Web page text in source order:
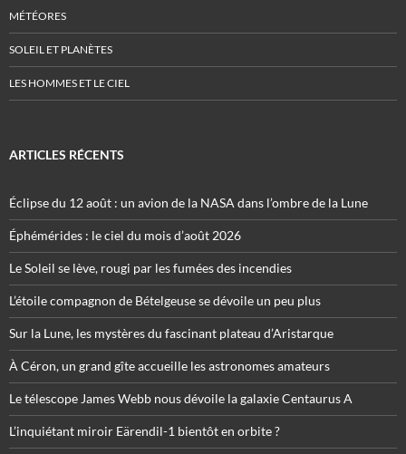
MÉTÉORES
SOLEIL ET PLANÈTES
LES HOMMES ET LE CIEL
ARTICLES RÉCENTS
Éclipse du 12 août : un avion de la NASA dans l’ombre de la Lune
Éphémérides : le ciel du mois d’août 2026
Le Soleil se lève, rougi par les fumées des incendies
L’étoile compagnon de Bételgeuse se dévoile un peu plus
Sur la Lune, les mystères du fascinant plateau d’Aristarque
À Céron, un grand gîte accueille les astronomes amateurs
Le télescope James Webb nous dévoile la galaxie Centaurus A
L’inquiétant miroir Eärendil-1 bientôt en orbite ?